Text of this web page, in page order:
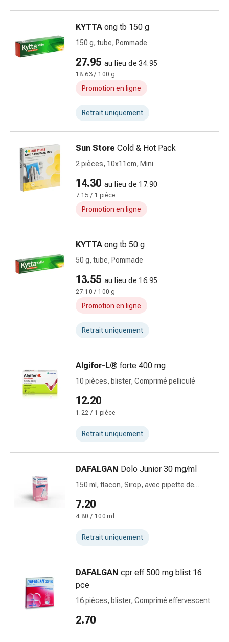
Bandes
de
compression
Pansements
Bandages,
accessoires
Bandages
filets
tubulaires
Matériel
Brûlures
coups
de
soleil
Sets
Pansements
et
désinfection
Pansement
spray
cutanées
adhésives
colle
tissulaire
Pommade
vésicante
médicaux
Hygiène
Douleurs
KYTTA ong tb 150 g
150 g, tube, Pommade
27.95 au lieu de 34.95
18.63 / 100 g
Promotion en ligne
Retrait uniquement
Sun Store Cold & Hot Pack
2 pièces, 10x11cm, Mini
14.30 au lieu de 17.90
7.15 / 1 pièce
Promotion en ligne
KYTTA ong tb 50 g
50 g, tube, Pommade
13.55 au lieu de 16.95
27.10 / 100 g
Promotion en ligne
Retrait uniquement
Algifor-L® forte 400 mg
10 pièces, blister, Comprimé pelliculé
12.20
1.22 / 1 pièce
Retrait uniquement
DAFALGAN Dolo Junior 30 mg/ml
150 ml, flacon, Sirop, avec pipette de
7.20
4.80 / 100 ml
Retrait uniquement
DAFALGAN cpr eff 500 mg blist 16
pce
16 pièces, blister, Comprimé effervescent
2.70